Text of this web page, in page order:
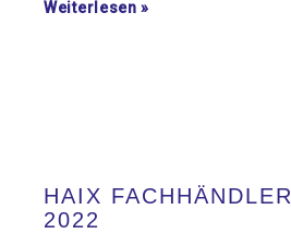
Weiterlesen »
HAIX FACHHÄNDLER
2022